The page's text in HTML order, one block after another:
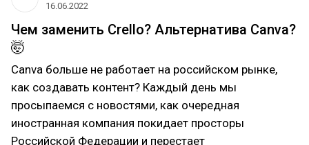
16.06.2022
Чем заменить Crello? Альтернатива Canva?
🤯
Canva больше не работает на российском рынке,
как создавать контент? Каждый день мы
просыпаемся с новостями, как очередная
иностранная компания покидает просторы
Российской Федерации и перестает